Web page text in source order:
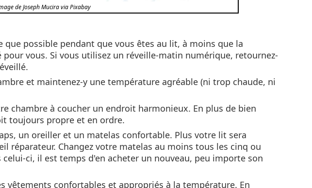
de Joseph Mucira via Pixabay
que possible pendant que vous êtes au lit, à moins que la
vous. Si vous utilisez un réveille-matin numérique, retournez-
et maintenez-y une température agréable (ni trop chaude, ni
chambre à coucher un endroit harmonieux. En plus de bien
toujours propre et en ordre.
un oreiller et un matelas confortable. Plus votre lit sera
réparateur. Changez votre matelas au moins tous les cinq ou
celui-ci, il est temps d'en acheter un nouveau, peu importe son
vêtements confortables et appropriés à la température. En